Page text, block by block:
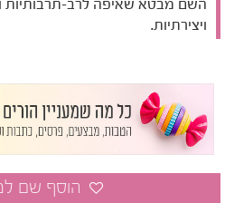
השם מבטא שאיפה לרב-תרבותיות
ויצירתיות.